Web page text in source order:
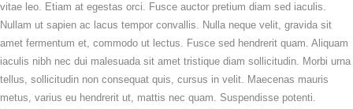
vitae leo. Etiam at egestas orci. Fusce auctor pretium diam sed iaculis.
Nullam ut sapien ac lacus tempor convallis. Nulla neque velit, gravida sit
amet fermentum et, commodo ut lectus. Fusce sed hendrerit quam. Aliquam
iaculis nibh nec dui malesuada sit amet tristique diam sollicitudin. Morbi urna
tellus, sollicitudin non consequat quis, cursus in velit. Maecenas mauris
metus, varius eu hendrerit ut, mattis nec quam. Suspendisse potenti.